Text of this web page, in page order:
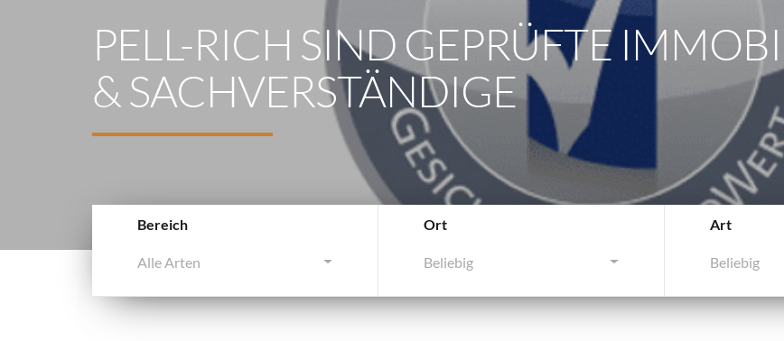
PELL-RICH SIND GEPRÜFTE
& SACHVERSTÄNDIGE
Bereich
Alle Arten
Ort
Beliebig
Art
Beliebig